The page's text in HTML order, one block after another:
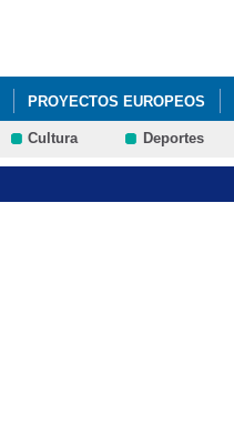
PROYECTOS EUROPEOS
Cultura Deportes